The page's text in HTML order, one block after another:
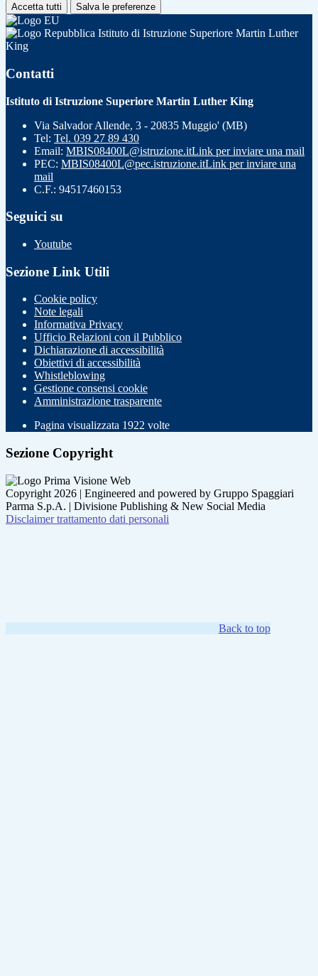
Accetta tutti Salva le preferenze
Istituto di Istruzione Superiore Martin Luther
King
Contatti
Istituto di Istruzione Superiore Martin Luther King
Via Salvador Allende, 3 - 20835 Muggio' (MB)
Tel: Tel. 039 27 89 430
Email: MBIS08400L@istruzione.itLink per inviare una mail
PEC: MBIS08400L@pec.istruzione.itLink per inviare una
mail
C.F.: 94517460153
Seguici su
Youtube
Sezione Link Utili
Cookie policy
Note legali
Informativa Privacy
Ufficio Relazioni con il Pubblico
Dichiarazione di accessibilità
Obiettivi di accessibilità
Whistleblowing
Gestione consensi cookie
Amministrazione trasparente
Pagina visualizzata 1922 volte
Sezione Copyright
Copyright 2026 | Engineered and powered by Gruppo Spaggiari
Parma S.p.A. | Divisione Publishing & New Social Media
Disclaimer trattamento dati personali
Back to top